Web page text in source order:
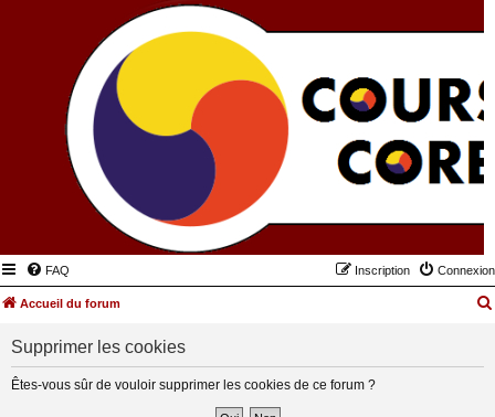
FAQ Connexion
Inscription
Accueil du forum
Supprimer les cookies
Êtes-vous sûr de vouloir supprimer les cookies de ce forum ?